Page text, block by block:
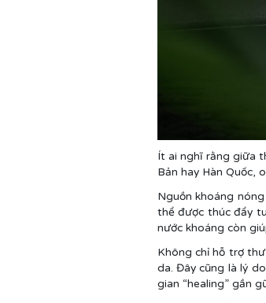
Ít ai nghĩ rằng giữa
Bản hay Hàn Quốc,
Nguồn khoáng
thể được thúc đẩy
nước khoáng còn
Không chỉ hỗ trợ
da. Đây cũng là lý
gian “healing” gần